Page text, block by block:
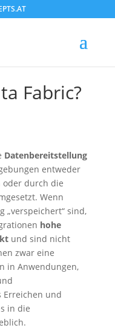
Fabric?
Datenbereitstellung
entweder
oder durch die
Wenn
„verspeichert“ sind,
hohe
und sind nicht
zwar eine
in Anwendungen,
Erreichen und
in die